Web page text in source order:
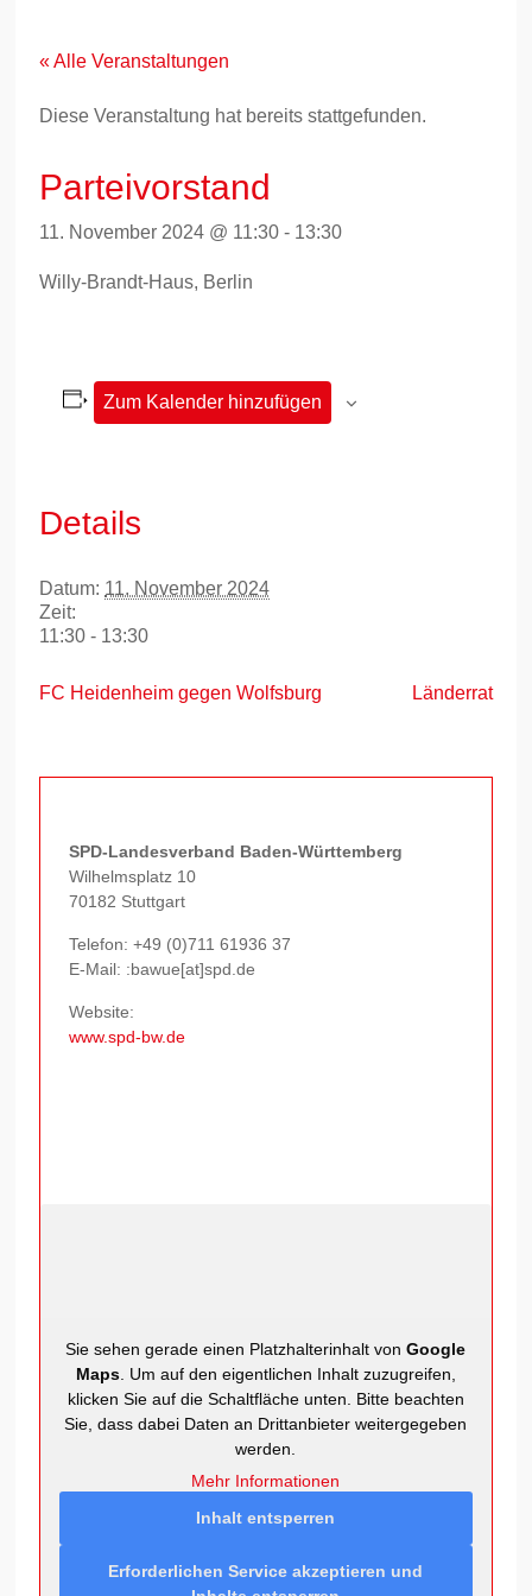
springen« Alle Veranstaltungen
Diese Veranstaltung hat bereits stattgefunden.
Parteivorstand
11. November 2024 @ 11:30 - 13:30
Willy-Brandt-Haus, Berlin
Zum Kalender hinzufügen
Details
Datum: 11. November 2024
Zeit:
11:30 - 13:30
FC Heidenheim gegen Wolfsburg Länderrat
SPD-Landesverband Baden-Württemberg
Wilhelmsplatz 10
70182 Stuttgart
Telefon:+49 (0)711 61936 37
E-Mail: :bawue[at]spd.de
Website:
www.spd-bw.de
Sie sehen gerade einen Platzhalterinhalt vonGoogle
Maps. Um auf den eigentlichen Inhalt zuzugreifen,
klicken Sie auf die Schaltfläche unten. Bitte beachten
Sie, dass dabei Daten an Drittanbieter weitergegeben
werden.
Mehr Informationen
Inhalt entsperren
Erforderlichen Service akzeptieren und